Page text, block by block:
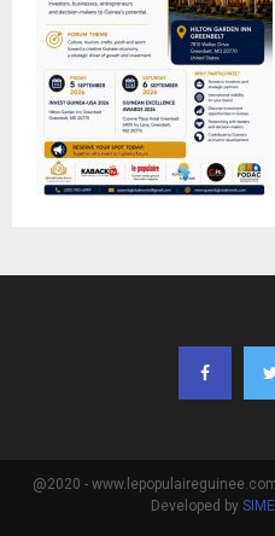
@2020 -
Developed by